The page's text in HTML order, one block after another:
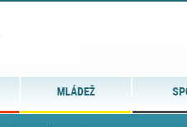
MLÁDEŽ